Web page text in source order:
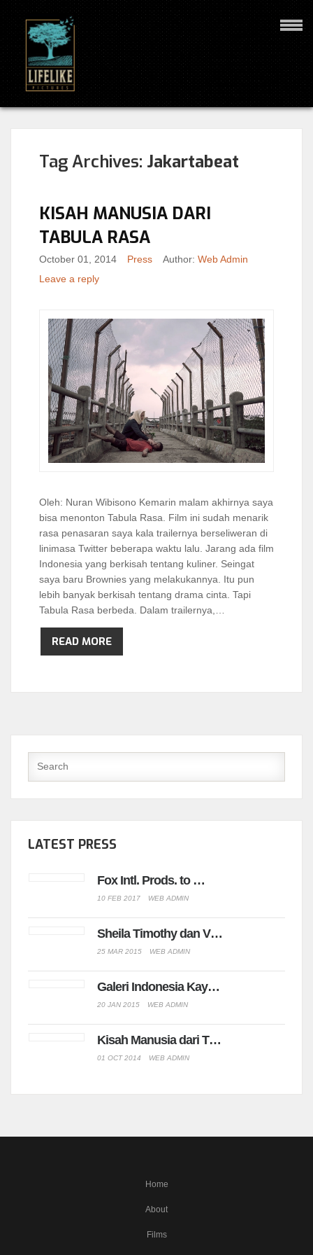
Tag Archives: Jakartabeat
KISAH MANUSIA DARI
TABULA RASA
October 01, 2014 Press Author: Web Admin
Leave a reply
Oleh: Nuran Wibisono Kemarin malam akhirnya saya
bisa menonton Tabula Rasa. Film ini sudah menarik
rasa penasaran saya kala trailernya berseliweran di
linimasa Twitter beberapa waktu lalu. Jarang ada film
Indonesia yang berkisah tentang kuliner. Seingat
saya baru Brownies yang melakukannya. Itu pun
lebih banyak berkisah tentang drama cinta. Tapi
Tabula Rasa berbeda. Dalam trailernya,…
READ MORE
LATEST PRESS
Fox Intl. Prods. to …
10 FEB 2017 WEB ADMIN
Sheila Timothy dan V…
25 MAR 2015 WEB ADMIN
Galeri Indonesia Kay…
20 JAN 2015 WEB ADMIN
Kisah Manusia dari T…
01 OCT 2014 WEB ADMIN
Home
About
Films